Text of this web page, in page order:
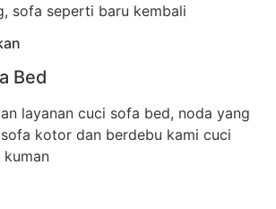
sofa seperti baru kembali
Bed
layanan cuci sofa bed, noda yang
kotor dan berdebu kami cuci
kuman